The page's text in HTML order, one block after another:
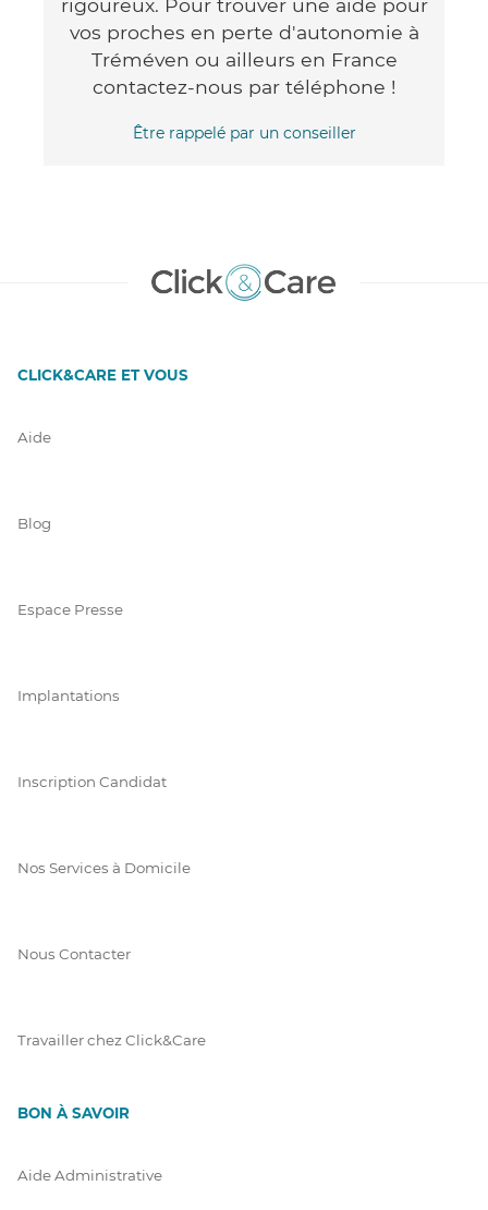
rigoureux. Pour trouver une aide pour
vos proches en perte d'autonomie à
Tréméven ou ailleurs en France
contactez-nous par téléphone !
Être rappelé par un conseiller
CLICK&CARE ET VOUS
Aide
Blog
Espace Presse
Implantations
Inscription Candidat
Nos Services à Domicile
Nous Contacter
Travailler chez Click&Care
BON À SAVOIR
Aide Administrative